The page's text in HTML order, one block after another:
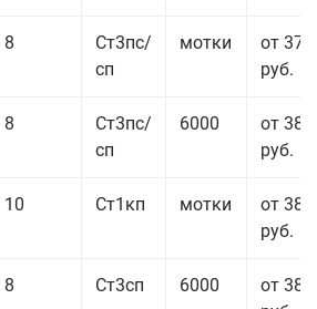
8
Ст3пс/
сп
мотки
от 37
руб.
8
Ст3пс/
сп
6000
от 38
руб.
10 Ст1кп мотки
от 38
руб.
8 Ст3сп 6000
от 38